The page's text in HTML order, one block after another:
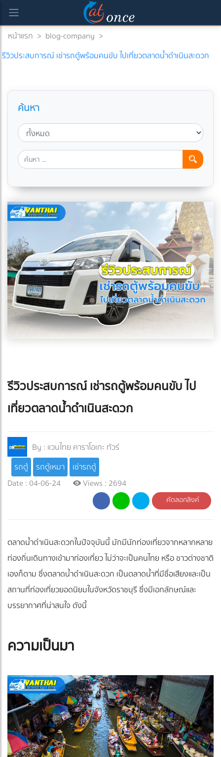
หน้าแรก > blog-company >
รีวิวประสบการณ์ เช่ารถตู้พร้อมคนขับ ไปเที่ยวตลาดน้ำดำเนินสะดวก
ค้นหา
รีวิวประสบการณ์ เช่ารถตู้พร้อมคนขับ ไป
เที่ยวตลาดน้ำดำเนินสะดวก
By : แวนไทย คาราโอเกะ ทัวร์
รถตู้
รถตู้เหมา
เช่ารถตู้
Date : 04-06-24
Views : 2694
คัดลอกลิงค์
ตลาดน้ำดำเนินสะดวกในปัจจุบันนี้ มักมีนักท่องเที่ยวจากหลากหลาย
ท่องถิ่นเดินทางเข้ามาท่องเที่ยว ไม่ว่าจะเป็นคนไทย หรือ ชาวต่างชาติ
เองก็ตาม ซึ่งตลาดน้ำดำเนินสะดวก เป็นตลาดน้ำที่มีชื่อเสียงและเป็น
สถานที่ท่องเที่ยวยอดนิยมในจังหวัดราชบุรี ซึ่งมีเอกลักษณ์และ
บรรยากาศที่น่าสนใจ ดังนี้
ความเป็นมา